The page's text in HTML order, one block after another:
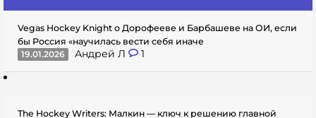
Vegas Hockey Knight о Дорофееве и Барбашеве на ОИ, если
бы Россия «научилась вести себя иначе
19.01.2026
Андрей Л 1
The Hockey Writers: Малкин — ключ к решению главной